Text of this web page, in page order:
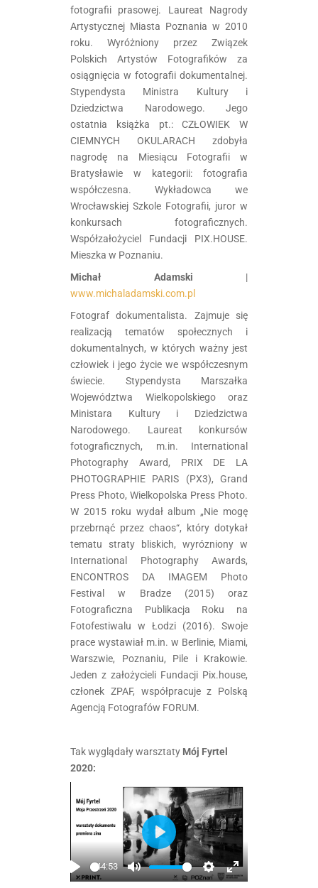
fotografii prasowej. Laureat Nagrody
Artystycznej Miasta Poznania w 2010
roku. Wyróżniony przez Związek
Polskich Artystów Fotografików za
osiągnięcia w fotografii dokumentalnej.
Stypendysta Ministra Kultury i
Dziedzictwa Narodowego. Jego
ostatnia książka pt.: CZŁOWIEK W
CIEMNYCH OKULARACH​ zdobyła
nagrodę na Miesiącu Fotografii w
Bratysławie w kategorii: fotografia
współczesna. Wykładowca we
Wrocławskiej Szkole Fotografii, juror w
konkursach fotograficznych.
Współzałożyciel Fundacji PIX.HOUSE.
Mieszka w Poznaniu.
Michał Adamski |
www.michaladamski.com.pl
Fotograf dokumentalista. Zajmuje się
realizacją tematów społecznych i
dokumentalnych, w których ważny jest
człowiek i jego życie we współczesnym
świecie. Stypendysta Marszałka
Województwa Wielkopolskiego oraz
Ministara Kultury i Dziedzictwa
Narodowego. Laureat konkursów
fotograficznych, m.in. International
Photography Award, PRIX DE LA
PHOTOGRAPHIE PARIS (PX3), Grand
Press Photo, Wielkopolska Press Photo.
W 2015 roku wydał album „Nie mogę
przebrnąć przez chaos“, który dotykał
tematu straty bliskich, wyrózniony w
International Photography Awards,
ENCONTROS DA IMAGEM Photo
Festival w Bradze (2015) oraz
Fotograficzna Publikacja Roku na
Fotofestiwalu w Łodzi (2016). Swoje
prace wystawiał m.in. w Berlinie, Miami,
Warszwie, Poznaniu, Pile i Krakowie.
Jeden z założycieli Fundacji Pix.house,
członek ZPAF, współpracuje z Polską
Agencją Fotografów FORUM.
Tak wyglądały warsztaty Mój Fyrtel
2020:
Play
44:53
Mute Settings
Enter
Play